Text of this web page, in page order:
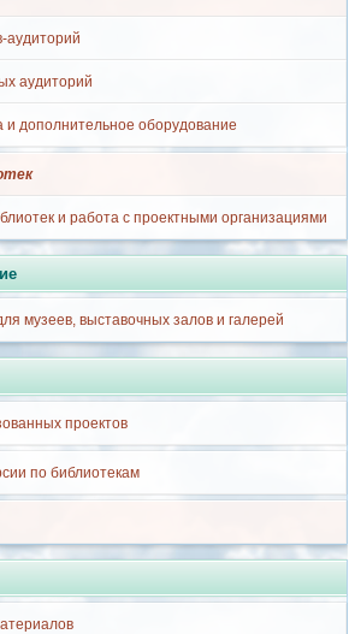
аудиторий
аудиторий
и дополнительное оборудование
и работа с проектными организациями
музеев, выставочных залов и галерей
проектов
по библиотекам